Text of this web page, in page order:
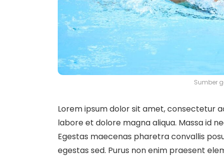
Sumber
Lorem ipsum dolor sit amet, consectetur
labore et dolore magna aliqua. Massa id
Egestas maecenas pharetra convallis
egestas sed. Purus non enim praesent